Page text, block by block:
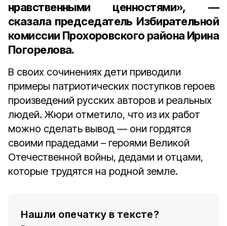
нравственными ценностями», —
сказала председатель Избирательной
комиссии Прохоровского района Ирина
Погорелова.
В своих сочинениях дети приводили
примеры патриотических поступков героев
произведений русских авторов и реальных
людей. Жюри отметило, что из их работ
можно сделать вывод — они гордятся
своими прадедами – героями Великой
Отечественной войны, дедами и отцами,
которые трудятся на родной земле.
Нашли опечатку в тексте?